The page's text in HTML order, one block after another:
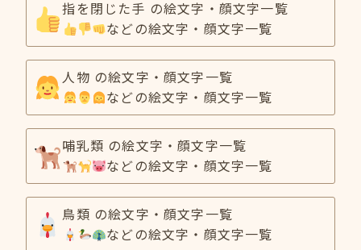
指を閉じた手 の絵文字・顔文字一覧
などの絵文字・顔文字一覧
人物 の絵文字・顔文字一覧
などの絵文字・顔文字一覧
哺乳類 の絵文字・顔文字一覧
などの絵文字・顔文字一覧
鳥類 の絵文字・顔文字一覧
などの絵文字・顔文字一覧